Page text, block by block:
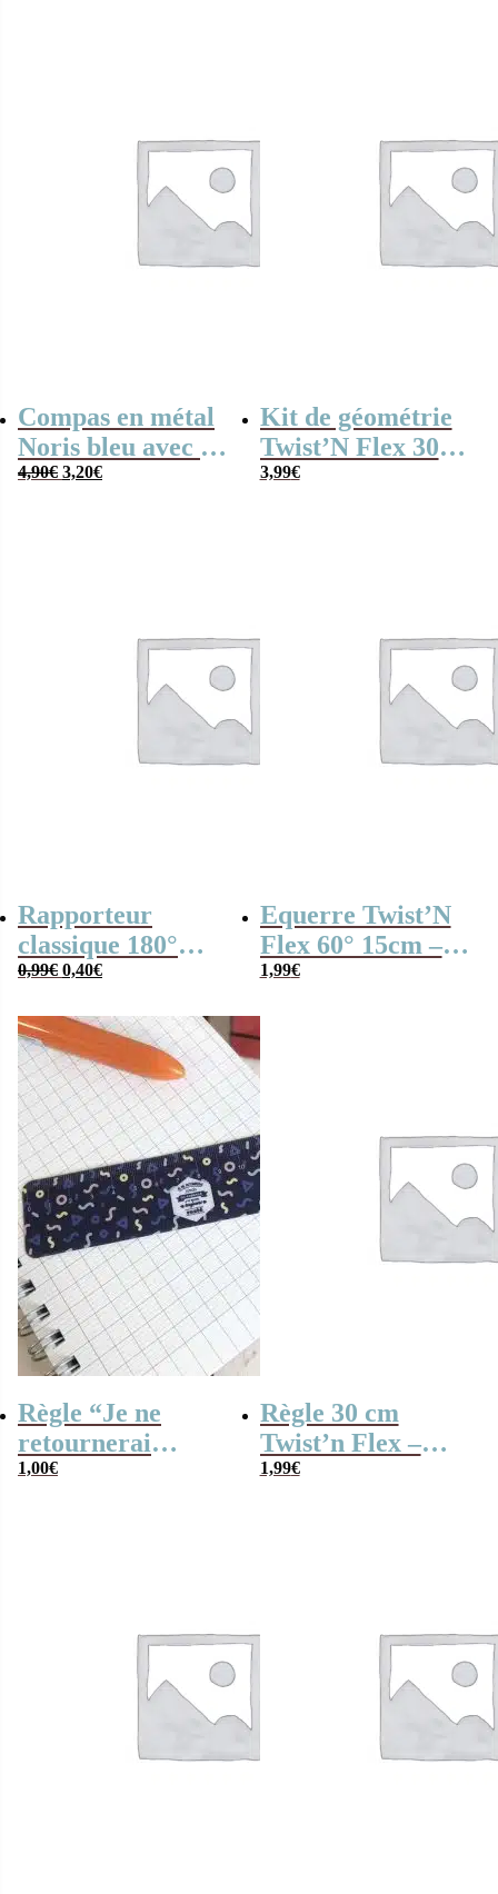
Compas en métal
Noris bleu avec sa
boîte et mine –
4,90€ Le
3,20€Le
Kit de géométrie
Twist’N Flex 30
cm – Maped
3,99€
Rapporteur
classique 180°
12cm – Maped
0,99€ Le
était :
0,99€.
0,40€Le
est :
0,40€.
Equerre Twist’N
Flex 60° 15cm –
Maped
1,99€
Règle “Je ne
retournerai
jamais en
1,00€
Règle 30 cm
Twist’n Flex –
Maped
1,99€